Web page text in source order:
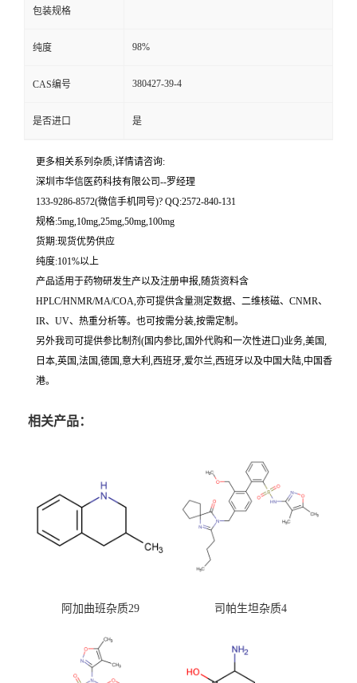
包装规格
纯度 98%
CAS编号 380427-39-4
是否进口 是
更多相关系列杂质,详情请咨询:
深圳市华信医药科技有限公司--罗经理
133-9286-8572(微信手机同号)? QQ:2572-840-131
规格:5mg,10mg,25mg,50mg,100mg
货期:现货优势供应
纯度:101%以上
产品适用于药物研发生产以及注册申报,随货资料含
HPLC/HNMR/MA/COA,亦可提供含量测定数据、二维核磁、CNMR、
IR、UV、热重分析等。也可按需分装,按需定制。
另外我司可提供参比制剂(国内参比,国外代购和一次性进口)业务,美国,
日本,英国,法国,德国,意大利,西班牙,爱尔兰,西班牙以及中国大陆,中国香
港。
相关产品：
阿加曲班杂质29 司帕生坦杂质4